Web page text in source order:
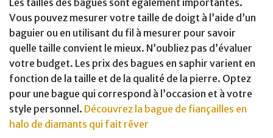
Vous pouvez mesurer votre taille de doigt à l’aide d’un
baguier ou en utilisant du fil à mesurer pour savoir
quelle taille convient le mieux. N’oubliez pas d’évaluer
votre budget. Les prix des bagues en saphir varient en
fonction de la taille et de la qualité de la pierre. Optez
pour une bague qui correspond à l’occasion et à votre
style personnel. Découvrez la bague de fiançailles en
halo de diamants qui fait rêver